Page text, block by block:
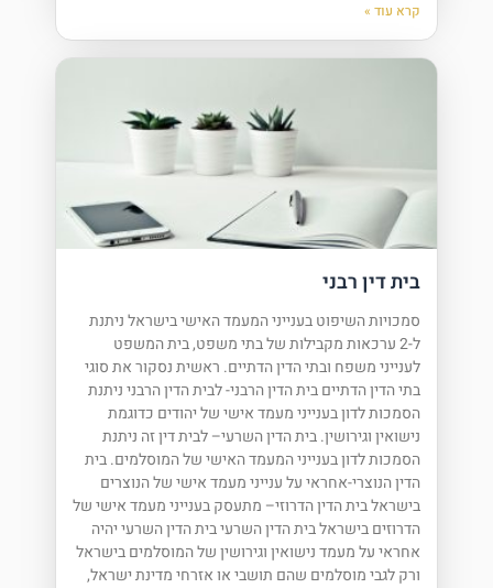
קרא עוד »
בית דין רבני
סמכויות השיפוט בענייני המעמד האישי בישראל ניתנת
ל-2 ערכאות מקבילות של בתי משפט, בית המשפט
לענייני משפח ובתי הדין הדתיים. ראשית נסקור את סוגי
בתי הדין הדתיים בית הדין הרבני- לבית הדין הרבני ניתנת
הסמכות לדון בענייני מעמד אישי של יהודים כדוגמת
נישואין וגירושין. בית הדין השרעי– לבית דין זה ניתנת
הסמכות לדון בענייני המעמד האישי של המוסלמים. בית
הדין הנוצרי-אחראי על ענייני מעמד אישי של הנוצרים
בישראל בית הדין הדרוזי– מתעסק בענייני מעמד אישי של
הדרוזים בישראל בית הדין השרעי בית הדין השרעי יהיה
אחראי על מעמד נישואין וגירושין של המוסלמים בישראל
ורק לגבי מוסלמים שהם תושבי או אזרחי מדינת ישראל,